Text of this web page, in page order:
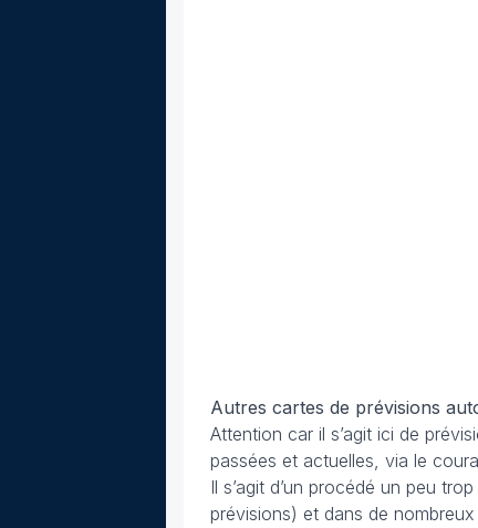
Autres cartes de prévisions
Attention car il s’agit ici de
passées et actuelles, via le
Il s’agit d’un procédé un peu
prévisions) et dans de